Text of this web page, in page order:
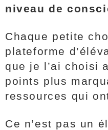
niveau de
Chaque petite
plateforme
que je l’ai choisi
points plus
ressources qui
Ce n’est pas un